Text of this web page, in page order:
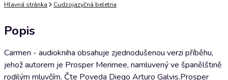
Hlavná stránka Cudzojazyčná beletria
Popis
Carmen - audiokniha obsahuje zjednodušenou verzi příběhu,
jehož autorem je Prosper Merimee, namluvený ve španělštině
rodilým mluvčím. Čte Poveda Diego Arturo Galvis.Prosper